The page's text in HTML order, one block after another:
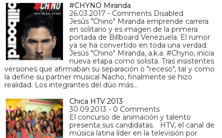
#CHYNO Miranda
26.03.2017 - Comments Disabled
Jesús "Chino" Miranda emprende carrera
en solitario y es imagen de la primera
portada de Billboard Venezuela. El rumor
ya se ha convertido en toda una verdad:
Jesús "Chino" Miranda, a.k.a. #Chyno, inicia
nueva etapa como solista. Tras insistentes
versiones que afirmaban su separación o "receso", tal y como
la define su partner musical Nacho, finalmente se hizo
realidad: Los integrantes del dúo más…
Chica HTV 2013
30.09.2013 - 0 Comments
El concurso de animación y talento
presenta sus candidatas. HTV, el canal de
música latina líder en la televisión por